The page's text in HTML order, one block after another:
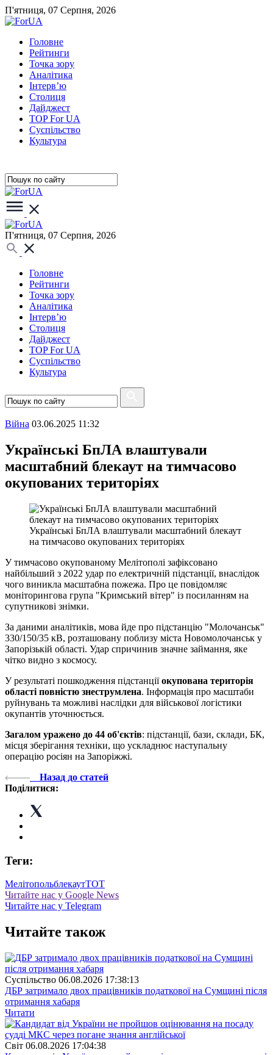
П'ятниця, 07 Серпня, 2026
Головне
Рейтинги
Точка зору
Аналітика
Інтерв’ю
Столиця
Дайджест
TOP For UA
Суспiльство
Культура
П'ятниця, 07 Серпня, 2026
Головне
Рейтинги
Точка зору
Аналітика
Інтерв’ю
Столиця
Дайджест
TOP For UA
Суспiльство
Культура
Війна 03.06.2025 11:32
Українські БпЛА влаштували
масштабний блекаут на тимчасово
окупованих територіях
Українські БпЛА влаштували масштабний блекаут
на тимчасово окупованих територіях
У тимчасово окупованому Мелітополі зафіксовано
найбільший з 2022 удар по електричній підстанції, внаслідок
чого виникла масштабна пожежа. Про це повідомляє
моніторингова група "Кримський вітер" із посиланням на
супутникові знімки.
За даними аналітиків, мова йде про підстанцію "Молочанськ"
330/150/35 кВ, розташовану поблизу міста Новомолочанськ у
Запорізькій області. Удар спричинив значне займання, яке
чітко видно з космосу.
У результаті пошкодження підстанціїокупована територія
області повністю знеструмлена. Інформація про масштаби
руйнувань та можливі наслідки для військової логістики
окупантів уточнюється.
Загалом уражено до 44 об'єктів: підстанції, бази, склади, БК,
місця зберігання техніки, що ускладнює наступальну
операцію росіян на Запоріжжі.
Назад до статей
Поділитися:
Теги:
МелітопольблекаутТОТ
Читайте нас у Google News
Читайте нас у Telegram
Читайте також
Суспiльство 06.08.2026 17:38:13
ДБР затримало двох працівників податкової на Сумщині після
отримання хабаря
Читати
Свiт 06.08.2026 17:04:38